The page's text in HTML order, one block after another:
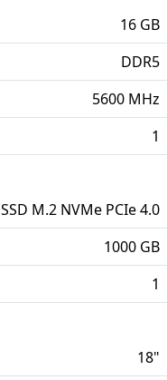
16 GB
DDR5
5600 MHz
1
SSD M.2 NVMe PCIe 4.0
1000 GB
1
18"